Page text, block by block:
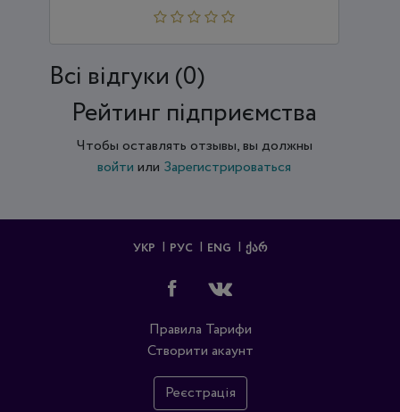
Всi відгуки (0)
Рейтинг підприємства
Чтобы оставлять отзывы, вы должны
войти или Зарегистрироваться
УКР РУС ENG ᲥᲐᲠ
Правила Тарифи
Створити акаунт
Реєстрація